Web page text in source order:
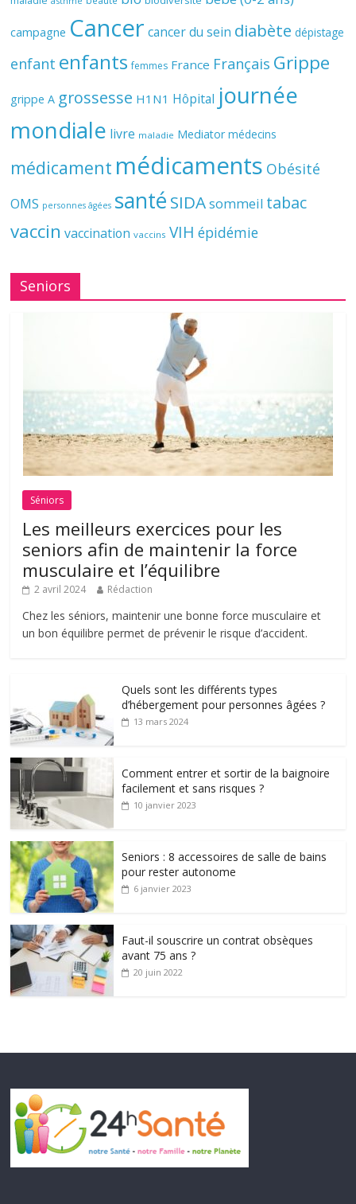
campagne Cancer cancer du sein diabète dépistage
enfant enfants femmes France Français Grippe
grippe A grossesse H1N1 Hôpital journée
mondiale livre maladie Mediator médecins
médicament médicaments Obésité
OMS personnes âgées santé SIDAsommeil tabac
vaccin vaccination vaccins VIH épidémie
Seniors
Séniors
Les meilleurs exercices pour les
seniors afin de maintenir la force
musculaire et l’équilibre
2 avril 2024 Rédaction
Chez les séniors, maintenir une bonne force musculaire et
un bon équilibre permet de prévenir le risque d’accident.
Quels sont les différents types
d’hébergement pour personnes âgées ?
13 mars 2024
Comment entrer et sortir de la baignoire
facilement et sans risques ?
10 janvier 2023
Seniors : 8 accessoires de salle de bains
pour rester autonome
6 janvier 2023
Faut-il souscrire un contrat obsèques
avant 75 ans ?
20 juin 2022